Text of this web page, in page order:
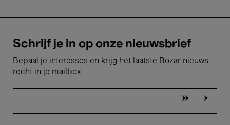
Schrijf je in op onze nieuwsbrief
Bepaal je interesses en krijg het laatste Bozar nieuws
recht in je mailbox